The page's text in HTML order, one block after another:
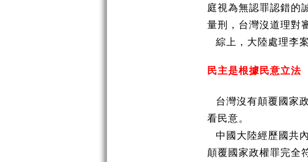
庭視為無認罪認錯的
量刑，台灣沒道理對
綜上，大陸處理李
民主是根據民意立法
台灣沒有顛覆國家
看民意。
中國大陸經歷國共
顛覆國家政權罪完全